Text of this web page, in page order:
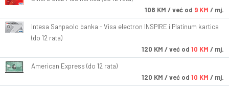
108 KM / već od 9 KM / mj.
Intesa Sanpaolo banka - Visa electron INSPIRE i Platinum kartica
(do 12 rata)
120 KM / već od 10 KM / mj.
American Express (do 12 rata)
120 KM / već od 10 KM / mj.